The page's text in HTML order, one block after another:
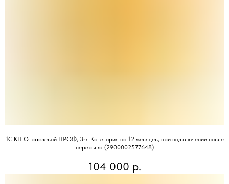
1С КП Отраслевой ПРОФ, 3-я Категория на 12 месяцев, при подключении после
перерыва (2900002577648)
104 000 р.